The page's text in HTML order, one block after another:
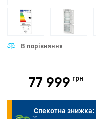
77 999 грн
Спекотна знижка: